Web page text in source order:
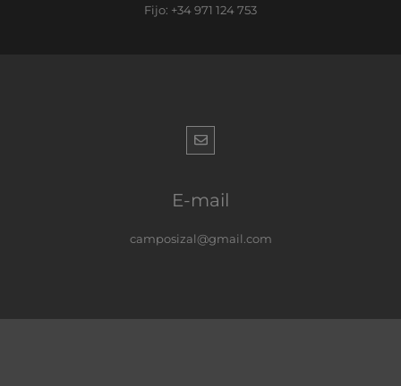
Fijo: +34 971 124 753
E-mail
camposizal@gmail.com